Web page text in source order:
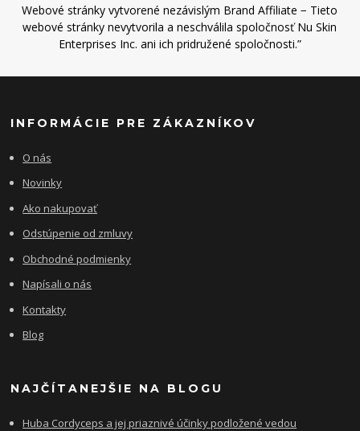
Webové stránky vytvorené nezávislým Brand Affiliate − Tieto
webové stránky nevytvorila a neschválila spoločnosť Nu Skin
Enterprises Inc. ani ich pridružené spoločnosti.”
INFORMÁCIE PRE ZÁKAZNÍKOV
O nás
Novinky
Ako nakupovať
Odstúpenie od zmluvy
Obchodné podmienky
Napísali o nás
Kontakty
Blog
NAJČÍTANEJŠIE NA BLOGU
Huba Cordyceps a jej priaznivé účinky podložené vedou